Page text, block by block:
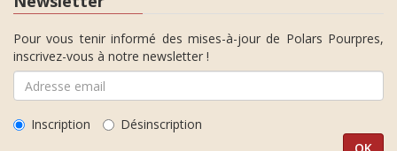
Pour vous tenir informé des mises-à-jour de Polars Pourpres,
inscrivez-vous à notre newsletter !
Inscription Désinscription